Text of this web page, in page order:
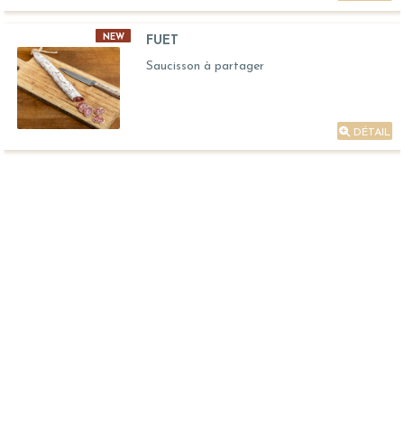
NEW
FUET
Saucisson à partager
DÉTAIL